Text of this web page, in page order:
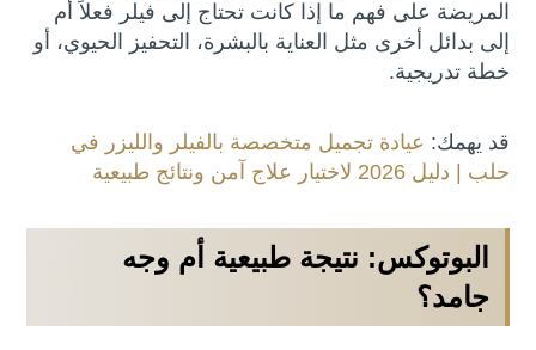
المريضة على فهم ما إذا كانت تحتاج إلى فيلر فعلاً أم
إلى بدائل أخرى مثل العناية بالبشرة، التحفيز الحيوي، أو
خطة تدريجية.
قد يهمك: عيادة تجميل متخصصة بالفيلر والليزر في
حلب | دليل 2026 لاختيار علاج آمن ونتائج طبيعية
البوتوكس: نتيجة طبيعية أم وجه
جامد؟